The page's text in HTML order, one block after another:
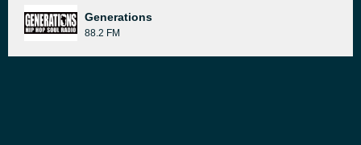
Generations
88.2 FM